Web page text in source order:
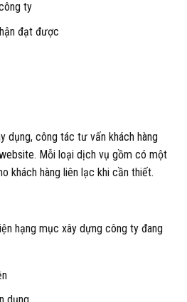
ty
đạt được
dụng, công tác tư vấn khách hàng
Mỗi loại dịch vụ gồm có một
khách hàng liên lạc khi cần thiết.
hạng mục xây dựng công ty đang